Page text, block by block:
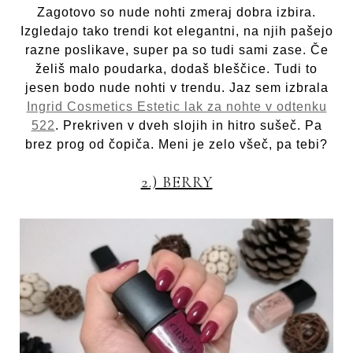
Zagotovo so nude nohti zmeraj dobra izbira.
Izgledajo tako trendi kot elegantni, na njih pašejo
razne poslikave, super pa so tudi sami zase. Če
želiš malo poudarka, dodaš bleščice. Tudi to
jesen bodo nude nohti v trendu. Jaz sem izbrala
Ingrid Cosmetics Estetic lak za nohte v odtenku
522. Prekriven v dveh slojih in hitro sušeč. Pa
brez prog od čopiča. Meni je zelo všeč, pa tebi?
2.) BERRY